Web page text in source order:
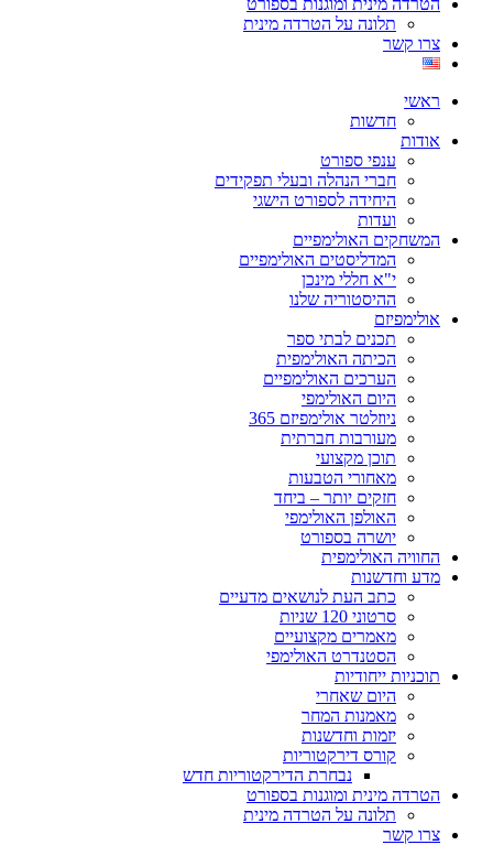
הטרדה מינית ומוגנות בספורט
תלונה על הטרדה מינית
צרו קשר
ראשי
חדשות
אודות
ענפי ספורט
חברי הנהלה ובעלי תפקידים
היחידה לספורט הישגי
ועדות
המשחקים האולימפיים
המדליסטים האולימפיים
י"א חללי מינכן
ההיסטוריה שלנו
אולימפיזם
תכנים לבתי ספר
הכיתה האולימפית
הערכים האולימפיים
היום האולימפי
ניוזלטר אולימפיזם 365
מעורבות חברתית
תוכן מקצועי
מאחורי הטבעות
חזקים יותר – ביחד
האולפן האולימפי
יושרה בספורט
החוויה האולימפית
מדע וחדשנות
כתב העת לנושאים מדעיים
סרטוני 120 שניות
מאמרים מקצועיים
הסטנדרט האולימפי
תוכניות ייחודיות
היום שאחרי
מאמנות המחר
יזמות וחדשנות
קורס דירקטוריות
נבחרת הדירקטוריות חדש
הטרדה מינית ומוגנות בספורט
תלונה על הטרדה מינית
צרו קשר